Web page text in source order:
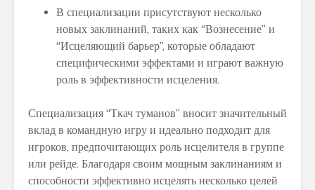
В специализации присутствуют несколько
новых заклинаний, таких как “Вознесение” и
“Исцеляющий барьер”, которые обладают
специфическими эффектами и играют важную
роль в эффективности исцеления.
Специализация “Ткач туманов” вносит значительный
вклад в командную игру и идеально подходит для
игроков, предпочитающих роль исцелителя в группе
или рейде. Благодаря своим мощным заклинаниям и
способности эффективно исцелять несколько целей